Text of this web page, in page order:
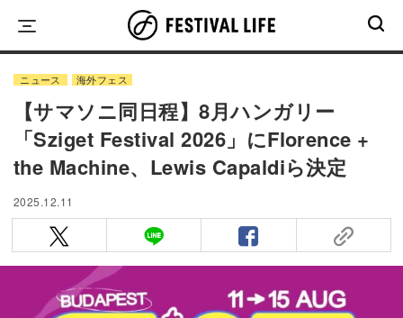
content
ニュース 海外フェス
【サマソニ同日程】8月ハンガリー
「Sziget Festival 2026」にFlorence +
the Machine、Lewis Capaldiら決定
2025.12.11